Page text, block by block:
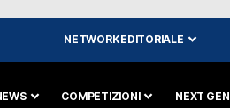
NETWORK EDITORIALE
COMPETIZIONI NEXT GEN